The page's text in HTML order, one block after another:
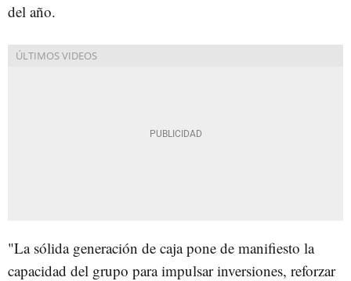
del año.
"La sólida generación de caja pone de manifiesto la
capacidad del grupo para impulsar inversiones, reforzar